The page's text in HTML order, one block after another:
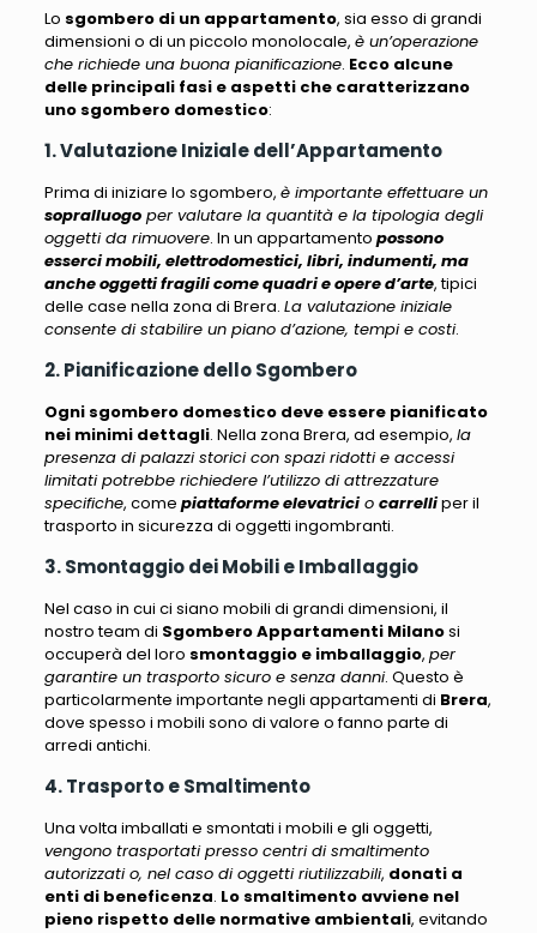
Lo sgombero di un appartamento, sia esso di grandi
dimensioni o di un piccolo monolocale, è un’operazione
che richiede una buona pianificazione. Ecco alcune
delle principali fasi e aspetti che caratterizzano
uno sgombero domestico:
1. Valutazione Iniziale dell’Appartamento
Prima di iniziare lo sgombero, è importante effettuare un
sopralluogoper valutare la quantità e la tipologia degli
oggetti da rimuovere. In un appartamento possono
esserci mobili, elettrodomestici, libri, indumenti, ma
anche oggetti fragili come quadri e opere d’arte, tipici
delle case nella zona di Brera. La valutazione iniziale
consente di stabilire un piano d’azione, tempi e costi.
2. Pianificazione dello Sgombero
Ogni sgombero domestico deve essere pianificato
nei minimi dettagli. Nella zona Brera, ad esempio, la
presenza di palazzi storici con spazi ridotti e accessi
limitati potrebbe richiedere l’utilizzo di attrezzature
specifiche, come piattaforme elevatricio carrelliper il
trasporto in sicurezza di oggetti ingombranti.
3. Smontaggio dei Mobili e Imballaggio
Nel caso in cui ci siano mobili di grandi dimensioni, il
nostro team di Sgombero Appartamenti Milanosi
occuperà del loro smontaggio e imballaggio, per
garantire un trasporto sicuro e senza danni. Questo è
particolarmente importante negli appartamenti di Brera,
dove spesso i mobili sono di valore o fanno parte di
arredi antichi.
4. Trasporto e Smaltimento
Una volta imballati e smontati i mobili e gli oggetti,
vengono trasportati presso centri di smaltimento
autorizzati o, nel caso di oggetti riutilizzabili, donati a
enti di beneficenza. Lo smaltimento avviene nel
pieno rispetto delle normative ambientali, evitando